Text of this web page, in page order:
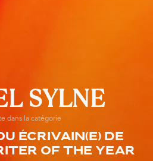
SYLNE
dans la catégorie
écrivain(e) de
of the Year